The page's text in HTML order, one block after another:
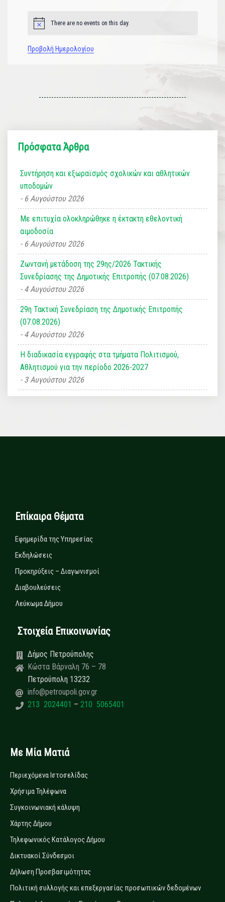
Notice There are no events on this day.
Προβολή Ημερολογίου
Πρόσφατα Άρθρα
Συντήρηση και εξωραϊσμός σχολικών και αθλητικών
υποδομών
6 Αυγούστου 2026
Με επιτυχία ολοκληρώθηκε η έκτακτη εθελοντική
αιμοδοσία
6 Αυγούστου 2026
Ζωντανή μετάδοση της 29ης/2026 Τακτικής
Συνεδρίασης της Δημοτικής Επιτροπής (07.08.2026)
4 Αυγούστου 2026
29η Τακτική Συνεδρίαση της Δημοτικής Επιτροπής
(07.08.2026)
4 Αυγούστου 2026
Η διαδικασία εγγραφής στα τμήματα Πολιτισμού,
Αθλητισμού για την περίοδο 2026-2027
3 Αυγούστου 2026
Επίκαιρα Θέματα
Εφημερίδα της Υπηρεσίας
Εκδηλώσεις
Προκηρύξεις – Διαγωνισμοί
Διαβουλεύσεις
Λεύκωμα Δήμου
Στοιχεία Επικοινωνίας
Δήμος Πετρούπολης
Κώστα Βάρναλη 76 – 78
Πετρούπολη 13232
info@petroupoli.gov.gr
213 2024401 – 210 5065401
Με Μία Ματιά
Περιεχόμενα Ιστοσελίδας
Χρήσιμα Τηλέφωνα
Συγκοινωνιακή κάλυψη
Χάρτης Δήμου
Τηλεφωνικός Κατάλογος Δήμου
Δικτυακοί Σύνδεσμοι
Δήλωση Προσβασιμότητας
Πολιτική συλλογής και επεξεργασίας προσωπικών δεδομένων